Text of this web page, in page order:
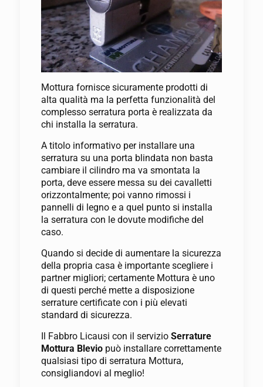
Mottura fornisce sicuramente prodotti di
alta qualità ma la perfetta funzionalità del
complesso serratura porta è realizzata da
chi installa la serratura.
A titolo informativo per installare una
serratura su una porta blindata non basta
cambiare il cilindro ma va smontata la
porta, deve essere messa su dei cavalletti
orizzontalmente; poi vanno rimossi i
pannelli di legno e a quel punto si installa
la serratura con le dovute modifiche del
caso.
Quando si decide di aumentare la sicurezza
della propria casa è importante scegliere i
partner migliori; certamente Mottura è uno
di questi perché mette a disposizione
serrature certificate con i più elevati
standard di sicurezza.
Il Fabbro Licausi con il servizio Serrature
Mottura Blevio può installare correttamente
qualsiasi tipo di serratura Mottura,
consigliandovi al meglio!